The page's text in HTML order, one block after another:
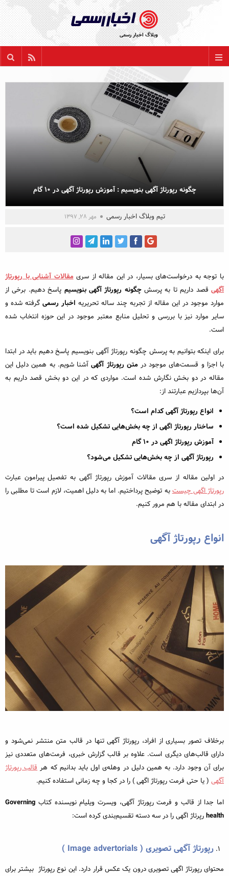
وبلاگ اخبار رسمی
اخبار سازمانی
آنلاین مارکتینگ
برندسازی
مختصر و مفید
رپورتاژ آگهی
محبوب‌ترین
پشتیبانی اخبار رسمی در کنار شماست:
021 22886635
support@AkhbarRasmi.com
چگونه رپورتاژ آگهی بنویسیم : آموزش رپورتاژ آگهی در ۱۰ گام
تیم وبلاگ اخبار رسمی مهر ۲۸, ۱۳۹۷
با توجه به درخواست‌های بسیار، در این مقاله از سریمقالات آشنایی با رپورتاژ
آگهیقصد داریم تا به پرسشچگونه رپورتاژ آگهی بنویسیم پاسخ دهیم. برخی از
موارد موجود در این مقاله از تجربه چند ساله تحریریه اخبار رسمی گرفته شده و
سایر موارد نیز با بررسی و تحلیل منابع معتبر موجود در این حوزه انتخاب شده
است.
برای اینکه بتوانیم به پرسش چگونه رپورتاژ آگهی بنویسیم پاسخ دهیم باید در ابتدا
با اجزا و قسمت‌های موجود درمتن رپورتاژ آگهیآشنا شویم. به همین دلیل این
مقاله در دو بخش نگارش شده است. مواردی که در این دو بخش قصد داریم به
آن‌ها بپردازیم عبارتند از:
انواع رپورتاژ آگهی کدام است؟
ساختار رپورتاژ اگهی از چه بخش‌هایی تشکیل شده است؟
آموزش رپورتاژ اگهی در ۱۰ گام
رپورتاژ آگهی از چه بخش‌هایی تشکیل می‌شود؟
در اولین مقاله از سری مقالات آموزش رپورتاژ آگهی به تفصیل پیرامون عبارت
رپورتاژ اگهی چیستبه توضیح پرداختیم. اما به دلیل اهمیت، لازم است تا مطلبی را
در ابتدای مقاله با هم مرور کنیم.
انواع رپورتاژ آگهی
برخلاف تصور بسیاری از افراد، رپورتاژ آگهی تنها در قالب متن منتشر نمی‌شود و
دارای قالب‌های دیگری است. علاوه بر قالب گزارش خبری، فرمت‌‌های متعددی نیز
برای آن وجود دارد. به همین دلیل در وهله‌ی اول باید بدانیم که هرقالب رپورتاژ
آگهی ( یا حتی فرمت رپورتاژ اگهی ) را در کجا و چه زمانی استفاده کنیم.
اما جدا از قالب و فرمت رپورتاژ آگهی، ویسرت ویلیام نویسنده کتاب Governing
healthرپرتاژ اگهی را در سه دسته تقسیم‌بندی کرده است:
رپورتاژ آگهی تصویری (Image advertorials
)
محتوای رپورتاژ اگهی تصویری درون یک عکس قرار دارد. این نوع رپورتاژ بیشتر برای
مقاله بعدی
مقاله قبلی